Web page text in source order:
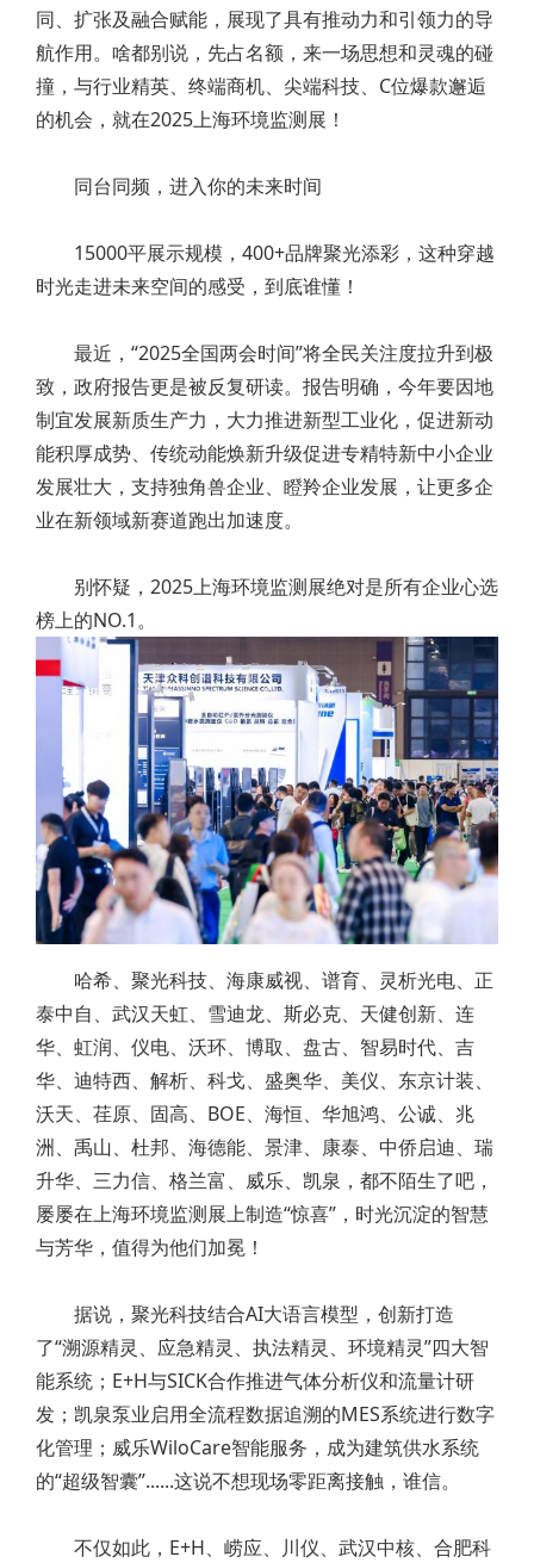
同、扩张及融合赋能，展现了具有推动力和引领力的导
航作用。啥都别说，先占名额，来一场思想和灵魂的碰
撞，与行业精英、终端商机、尖端科技、C位爆款邂逅
的机会，就在2025上海环境监测展！
同台同频，进入你的未来时间
15000平展示规模，400+品牌聚光添彩，这种穿越
时光走进未来空间的感受，到底谁懂！
最近，“2025全国两会时间”将全民关注度拉升到极
致，政府报告更是被反复研读。报告明确，今年要因地
制宜发展新质生产力，大力推进新型工业化，促进新动
能积厚成势、传统动能焕新升级促进专精特新中小企业
发展壮大，支持独角兽企业、瞪羚企业发展，让更多企
业在新领域新赛道跑出加速度。
别怀疑，2025上海环境监测展绝对是所有企业心选
榜上的NO.1。
哈希、聚光科技、海康威视、谱育、灵析光电、正
泰中自、武汉天虹、雪迪龙、斯必克、天健创新、连
华、虹润、仪电、沃环、博取、盘古、智易时代、吉
华、迪特西、解析、科戈、盛奥华、美仪、东京计装、
沃天、荏原、固高、BOE、海恒、华旭鸿、公诚、兆
洲、禹山、杜邦、海德能、景津、康泰、中侨启迪、瑞
升华、三力信、格兰富、威乐、凯泉，都不陌生了吧，
屡屡在上海环境监测展上制造“惊喜”，时光沉淀的智慧
与芳华，值得为他们加冕！
据说，聚光科技结合AI大语言模型，创新打造
了“溯源精灵、应急精灵、执法精灵、环境精灵”四大智
能系统；E+H与SICK合作推进气体分析仪和流量计研
发；凯泉泵业启用全流程数据追溯的MES系统进行数字
化管理；威乐WiloCare智能服务，成为建筑供水系统
的“超级智囊”......这说不想现场零距离接触，谁信。
不仅如此，E+H、崂应、川仪、武汉中核、合肥科